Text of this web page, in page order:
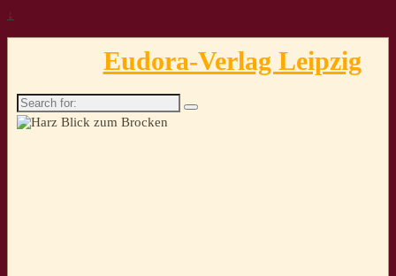
↓
Eudora-Verlag Leipzig
Search
for: